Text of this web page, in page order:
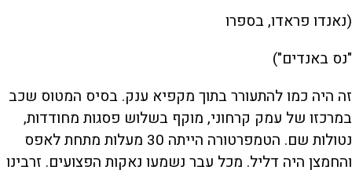
(נאנדו פראדו, בספרו
"נס באנדים")
זה היה כמו להתעורר בתוך מקפיא ענק. בסיס המטוס שכב
במרכזו של עמק קרחוני, מוקף בשלוש פסגות מחודדות,
נטולות שם. הטמפרטורה הייתה 30 מעלות מתחת לאפס
והחמצן היה דליל. מכל עבר נשמעו נאקות הפצועים. זרבינו